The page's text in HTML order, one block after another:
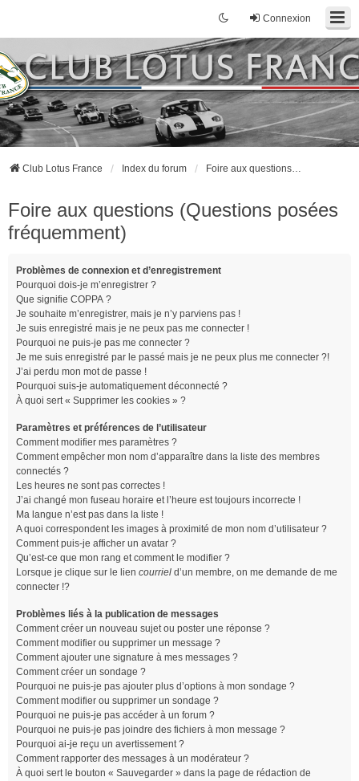
Connexion
Club Lotus France Index du forum Foire aux questions (Questions posées fréquemment)
Foire aux questions (Questions posées
fréquemment)
Problèmes de connexion et d’enregistrement
Pourquoi dois-je m’enregistrer ?
Que signifie COPPA ?
Je souhaite m’enregistrer, mais je n’y parviens pas !
Je suis enregistré mais je ne peux pas me connecter !
Pourquoi ne puis-je pas me connecter ?
Je me suis enregistré par le passé mais je ne peux plus me connecter ?!
J’ai perdu mon mot de passe !
Pourquoi suis-je automatiquement déconnecté ?
À quoi sert « Supprimer les cookies » ?
Paramètres et préférences de l’utilisateur
Comment modifier mes paramètres ?
Comment empêcher mon nom d’apparaître dans la liste des membres
connectés ?
Les heures ne sont pas correctes !
J’ai changé mon fuseau horaire et l’heure est toujours incorrecte !
Ma langue n’est pas dans la liste !
A quoi correspondent les images à proximité de mon nom d’utilisateur ?
Comment puis-je afficher un avatar ?
Qu’est-ce que mon rang et comment le modifier ?
Lorsque je clique sur le lien courriel d’un membre, on me demande de me
connecter !?
Problèmes liés à la publication de messages
Comment créer un nouveau sujet ou poster une réponse ?
Comment modifier ou supprimer un message ?
Comment ajouter une signature à mes messages ?
Comment créer un sondage ?
Pourquoi ne puis-je pas ajouter plus d’options à mon sondage ?
Comment modifier ou supprimer un sondage ?
Pourquoi ne puis-je pas accéder à un forum ?
Pourquoi ne puis-je pas joindre des fichiers à mon message ?
Pourquoi ai-je reçu un avertissement ?
Comment rapporter des messages à un modérateur ?
À quoi sert le bouton « Sauvegarder » dans la page de rédaction de